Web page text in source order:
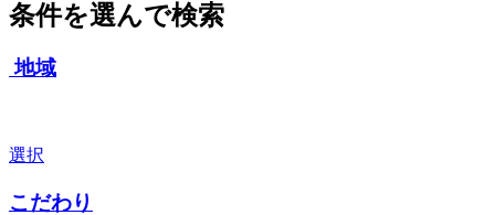
条件を選んで検索
地域
選択
こだわり